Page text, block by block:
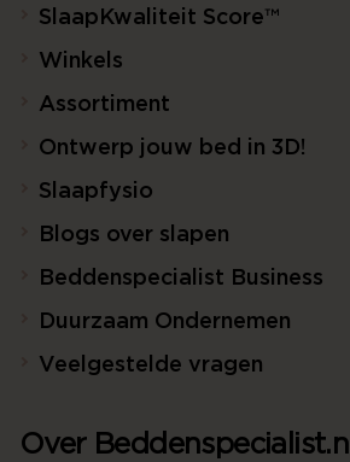
SlaapKwaliteit Score™
Winkels
Assortiment
Ontwerp jouw bed in 3D!
Slaapfysio
Blogs over slapen
Beddenspecialist Business
Duurzaam Ondernemen
Veelgestelde vragen
Over Beddenspecialist.nl